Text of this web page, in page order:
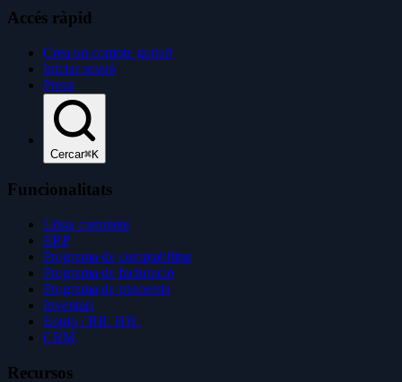
Accés ràpid
Crea un compte gratuït
Iniciar sessió
Preus
Cercar⌘K
Funcionalitats
Llista completa
ERP
Programa de comptabilitat
Programa de facturació
Programa de tresoreria
Inventari
Equip / RR. HH.
CRM
Recursos